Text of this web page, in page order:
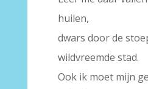
huilen,
dwars door de
wildvreemde stad.
Ook ik moet mijn